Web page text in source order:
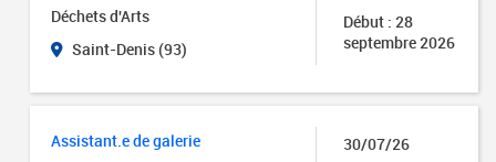
Déchets d'Arts
Saint-Denis (93)
Début : 28
septembre 2026
Assistant.e de galerie
30/07/26